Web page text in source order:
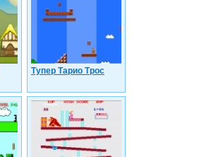
Тупер Тарио Трос